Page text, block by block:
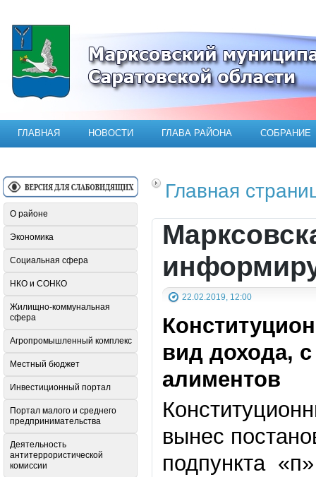
Официальный сайт Марксовского
ГЛАВНАЯ НОВОСТИ ГЛАВА РАЙОНА СОБРАНИЕ
Главная
22.02.2019, 12:00
вид дохода,
алиментов
вынес
подпункта
О районе
Экономика
Социальная сфера
НКО и СОНКО
Жилищно-коммунальная
сфера
Агропромышленный комплекс
Местный бюджет
Инвестиционный портал
Портал малого и среднего
предпринимательства
Деятельность
антитеррористической
комиссии